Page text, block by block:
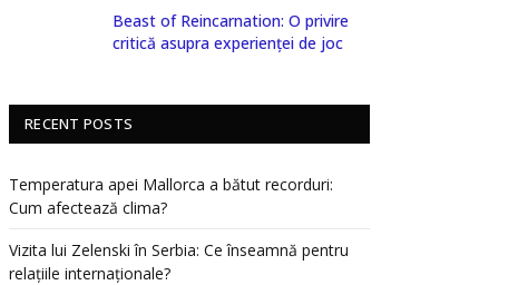
Beast of Reincarnation: O privire
critică asupra experienței de joc
RECENT POSTS
Temperatura apei Mallorca a bătut recorduri:
Cum afectează clima?
Vizita lui Zelenski în Serbia: Ce înseamnă pentru
relațiile internaționale?